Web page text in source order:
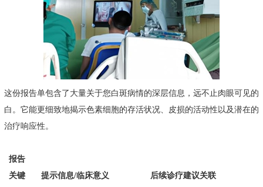
这份报告单包含了大量关于您白斑病情的深层信息，远不止肉眼可见的
白。它能更细致地揭示色素细胞的存活状况、皮损的活动性以及潜在的
治疗响应性。
报告
关键
提示信息/临床意义 后续诊疗建议关联